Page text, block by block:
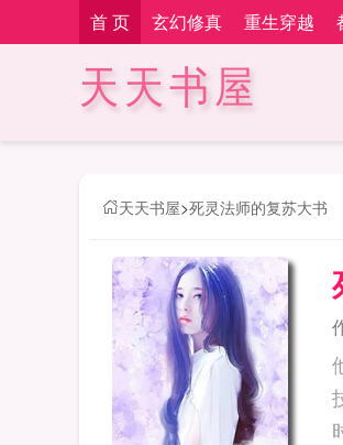
首 页 玄幻修真 重生穿越
天天书屋
天天书屋>死灵法师的复苏大书